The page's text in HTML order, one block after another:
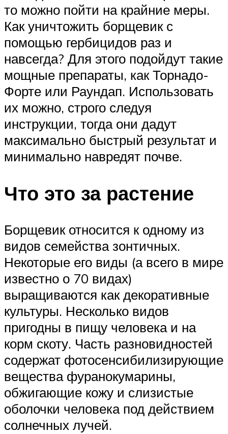
то можно пойти на крайние меры.
Как уничтожить борщевик с
помощью гербицидов раз и
навсегда? Для этого подойдут такие
мощные препараты, как Торнадо-
Форте или Раундап. Использовать
их можно, строго следуя
инструкции, тогда они дадут
максимально быстрый результат и
минимально навредят почве.
Что это за растение
Борщевик относится к одному из
видов семейства зонтичных.
Некоторые его виды (а всего в мире
известно о 70 видах)
выращиваются как декоративные
культуры. Несколько видов
пригодны в пищу человека и на
корм скоту. Часть разновидностей
содержат фотосенсибилизирующие
вещества фуранокумарины,
обжигающие кожу и слизистые
оболочки человека под действием
солнечных лучей.